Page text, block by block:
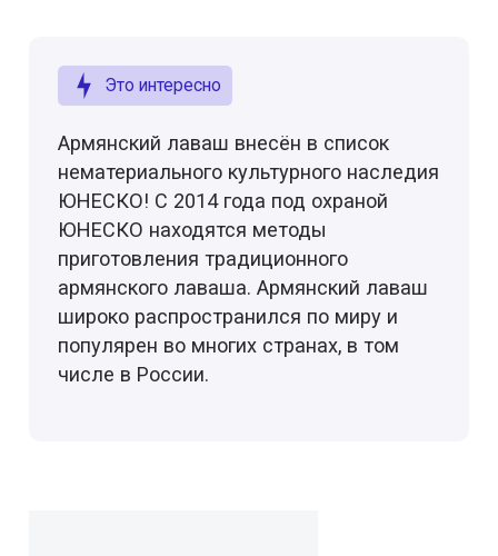
Это интересно
Армянский лаваш внесён в список
нематериального культурного наследия
ЮНЕСКО! С 2014 года под охраной
ЮНЕСКО находятся методы
приготовления традиционного
армянского лаваша. Армянский лаваш
широко распространился по миру и
популярен во многих странах, в том
числе в России.